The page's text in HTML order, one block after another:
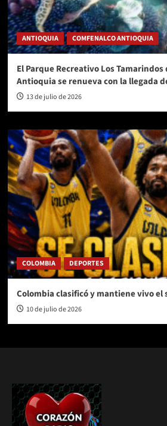
ANTIOQUIA COMFENALCO ANTIOQUIA
El Parque Recreativo Los Tamarindos
Antioquia se renueva con la llegada
13 de julio de 2026
COLOMBIA DEPORTES
Colombia clasificó y mantiene vivo
10 de julio de 2026